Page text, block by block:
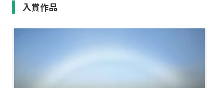
入賞作品